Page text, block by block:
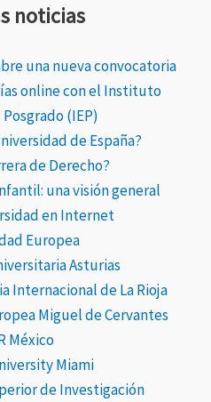
noticias
una nueva convocatoria
online con el Instituto
(IEP)
de España?
de Derecho?
una visión general
en Internet
Europea
Asturias
Internacional de La Rioja
Miguel de Cervantes
México
Miami
de Investigación